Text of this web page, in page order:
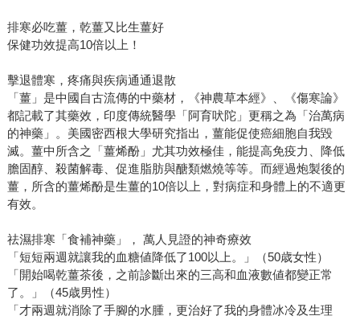
排寒必吃薑，乾薑又比生薑好
保健功效提高10倍以上！
擊退體寒，疼痛與疾病通通退散
「薑」是中國自古流傳的中藥材，《神農草本經》、《傷寒論》
都記載了其藥效，印度傳統醫學「阿育吠陀」更稱之為「治萬病
的神藥」。美國密西根大學研究指出，薑能促使癌細胞自我毀
滅。薑中所含之「薑烯酚」尤其功效極佳，能提高免疫力、降低
膽固醇、殺菌解毒、促進脂肪與醣類燃燒等等。而經過炮製後的
薑，所含的薑烯酚是生薑的10倍以上，對病症和身體上的不適更
有效。
祛濕排寒「食補神藥」， 萬人見證的神奇療效
「短短兩週就讓我的血糖値降低了100以上。」（50歳女性）
「開始喝乾薑茶後，之前診斷出來的三高和血液數値都變正常
了。」（45歳男性）
「才兩週就消除了手腳的水腫，更治好了我的身體冰冷及生理